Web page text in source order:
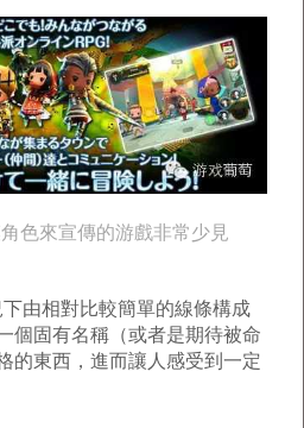
色來宣傳的游戲非常少見
由相對比較簡單的線條構成
個固有名稱（或者是期待被命
的東西，進而讓人感受到一定